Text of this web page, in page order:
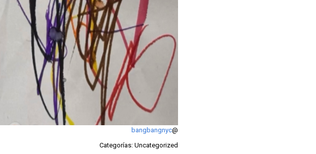
@
bangbangnyc
Categorías: Uncategorized